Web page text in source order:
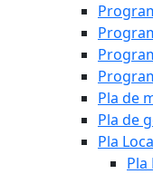
Pla de
Pla de
Pla